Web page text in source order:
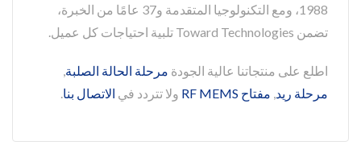
1988، ومع التكنولوجيا المتقدمة و37 عامًا من الخبرة،
تضمن Toward Technologies تلبية احتياجات كل عميل.
اطلع على منتجاتنا عالية الجودة مرحلة الحالة الصلبة,
مرحلة ريد, مفتاح RF MEMS ولا تتردد في الاتصال بنا.